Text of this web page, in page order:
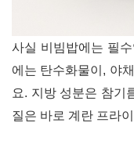
사실 비빔밥에는 필
에는 탄수화물이 , 야
요. 지방 성분은 참기
질은 바로 계란 프라